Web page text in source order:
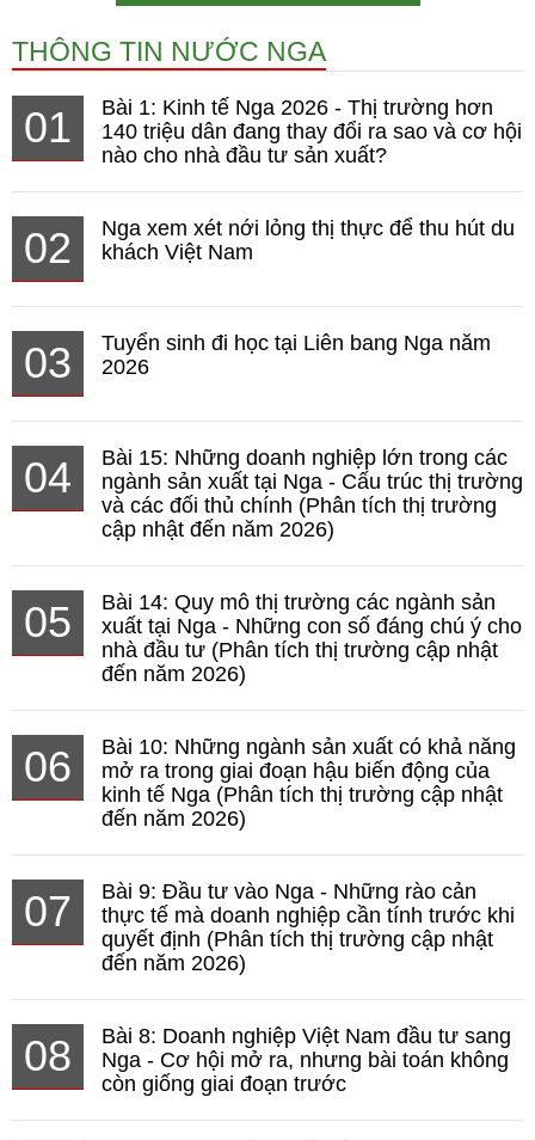
THÔNG TIN NƯỚC NGA
01
Bài 1: Kinh tế Nga 2026 - Thị trường hơn
140 triệu dân đang thay đổi ra sao và cơ hội
nào cho nhà đầu tư sản xuất?
02
Nga xem xét nới lỏng thị thực để thu hút du
khách Việt Nam
03
Tuyển sinh đi học tại Liên bang Nga năm
2026
04
Bài 15: Những doanh nghiệp lớn trong các
ngành sản xuất tại Nga - Cấu trúc thị trường
và các đối thủ chính (Phân tích thị trường
cập nhật đến năm 2026)
05
Bài 14: Quy mô thị trường các ngành sản
xuất tại Nga - Những con số đáng chú ý cho
nhà đầu tư (Phân tích thị trường cập nhật
đến năm 2026)
06
Bài 10: Những ngành sản xuất có khả năng
mở ra trong giai đoạn hậu biến động của
kinh tế Nga (Phân tích thị trường cập nhật
đến năm 2026)
07
Bài 9: Đầu tư vào Nga - Những rào cản
thực tế mà doanh nghiệp cần tính trước khi
quyết định (Phân tích thị trường cập nhật
đến năm 2026)
08
Bài 8: Doanh nghiệp Việt Nam đầu tư sang
Nga - Cơ hội mở ra, nhưng bài toán không
còn giống giai đoạn trước